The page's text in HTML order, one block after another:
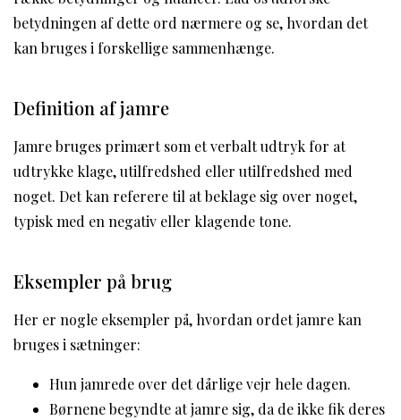
betydningen af dette ord nærmere og se, hvordan det
kan bruges i forskellige sammenhænge.
Definition af jamre
Jamre bruges primært som et verbalt udtryk for at
udtrykke klage, utilfredshed eller utilfredshed med
noget. Det kan referere til at beklage sig over noget,
typisk med en negativ eller klagende tone.
Eksempler på brug
Her er nogle eksempler på, hvordan ordet jamre kan
bruges i sætninger:
Hun jamrede over det dårlige vejr hele dagen.
Børnene begyndte at jamre sig, da de ikke fik deres